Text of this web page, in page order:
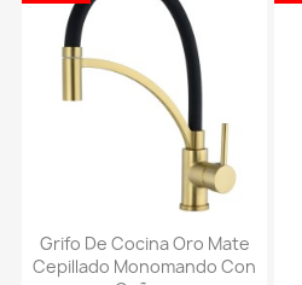
Grifo De Cocina Oro Mate
Cepillado Monomando Con